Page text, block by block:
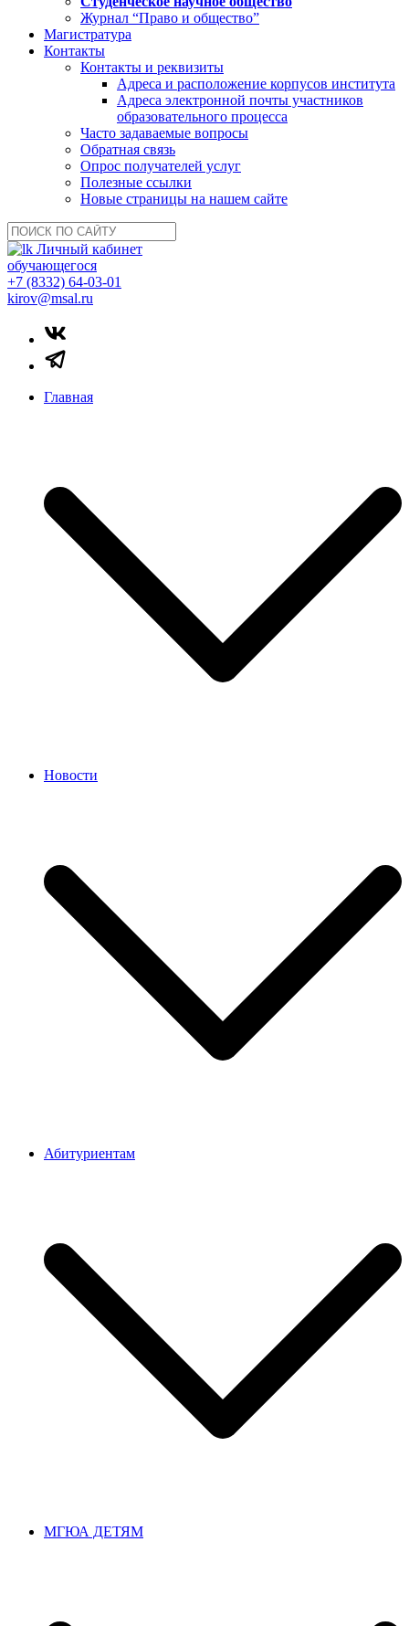
Журнал “Право и общество”
Магистратура
Контакты
Контакты и реквизиты
Адреса и расположение корпусов института
Адреса электронной почты участников
образовательного процесса
Часто задаваемые вопросы
Обратная связь
Опрос получателей услуг
Полезные ссылки
Новые страницы на нашем сайте
Личный кабинет
обучающегося
+7 (8332) 64-03-01
kirov@msal.ru
Главная
Новости
Абитуриентам
МГЮА ДЕТЯМ